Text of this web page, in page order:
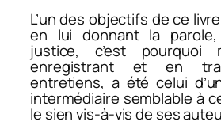
L’un des objectifs de ce
en lui donnant la
justice, c’est
enregistrant et en
entretiens, a été celui
intermédiaire semblable à
le sien vis-à-vis de ses